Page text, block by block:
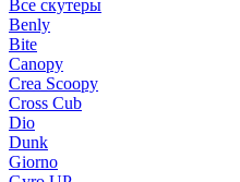
Все скутеры
Benly
Bite
Canopy
Crea Scoopy
Cross Cub
Dio
Dunk
Giorno